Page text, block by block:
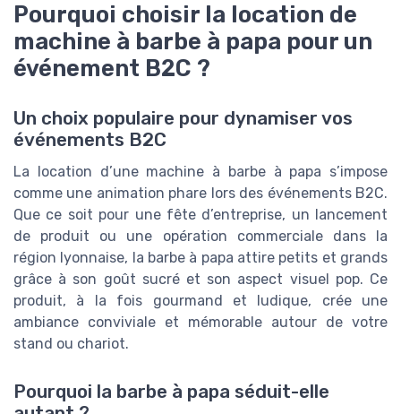
Pourquoi choisir la location de
machine à barbe à papa pour un
événement B2C ?
Un choix populaire pour dynamiser vos
événements B2C
La location d’une machine à barbe à papa s’impose
comme une animation phare lors des événements B2C.
Que ce soit pour une fête d’entreprise, un lancement
de produit ou une opération commerciale dans la
région lyonnaise, la barbe à papa attire petits et grands
grâce à son goût sucré et son aspect visuel pop. Ce
produit, à la fois gourmand et ludique, crée une
ambiance conviviale et mémorable autour de votre
stand ou chariot.
Pourquoi la barbe à papa séduit-elle